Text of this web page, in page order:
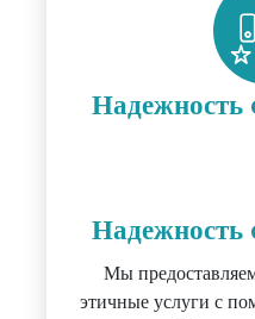
Мы
этичные услуги с